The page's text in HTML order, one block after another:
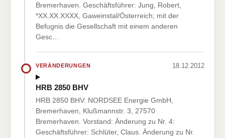
Bremerhaven. Geschäftsführer: Jung, Robert,
*XX.XX.XXXX, Gaweinstal/Österreich; mit der
Befugnis die Gesellschaft mit einem anderen
Gesc…
VERÄNDERUNGEN 18.12.2012
HRB 2850 BHV
HRB 2850 BHV: NORDSEE Energie GmbH,
Bremerhaven, Klußmannstr. 3, 27570
Bremerhaven. Vorstand: Änderung zu Nr. 4:
Geschäftsführer: Schlüter, Claus. Änderung zu Nr.